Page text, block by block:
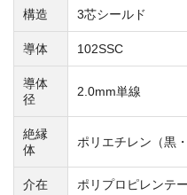
構造 3芯シールド
導体 102SSC
導体
径
2.0mm単線
絶縁
体
ポリエチレン（黒
介在 ポリプロピレンテ